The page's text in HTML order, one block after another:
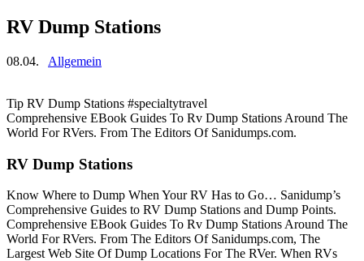
RV Dump Stations
08.04. Allgemein
Tip RV Dump Stations #specialtytravel
Comprehensive EBook Guides To Rv Dump Stations Around The
World For RVers. From The Editors Of Sanidumps.com.
RV Dump Stations
Know Where to Dump When Your RV Has to Go… Sanidump’s
Comprehensive Guides to RV Dump Stations and Dump Points.
Comprehensive EBook Guides To Rv Dump Stations Around The
World For RVers. From The Editors Of Sanidumps.com, The
Largest Web Site Of Dump Locations For The RVer. When RVs